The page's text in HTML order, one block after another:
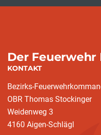
Der Feuerwehr
KONTAKT
Bezirks-
OBR Thomas Stockinger
Weidenweg 3
4160 Aigen-Schlägl